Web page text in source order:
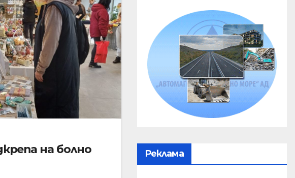
на болно
Реклама